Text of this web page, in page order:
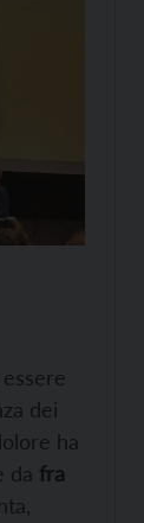
dei
ha
da fra